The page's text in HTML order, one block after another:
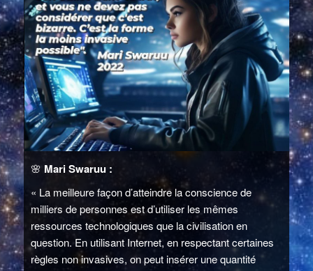
🌸 Mari Swaruu :
« La meilleure façon d’atteindre la conscience de
milliers de personnes est d’utiliser les mêmes
ressources technologiques que la civilisation en
question. En utilisant Internet, en respectant certaines
règles non invasives, on peut insérer une quantité